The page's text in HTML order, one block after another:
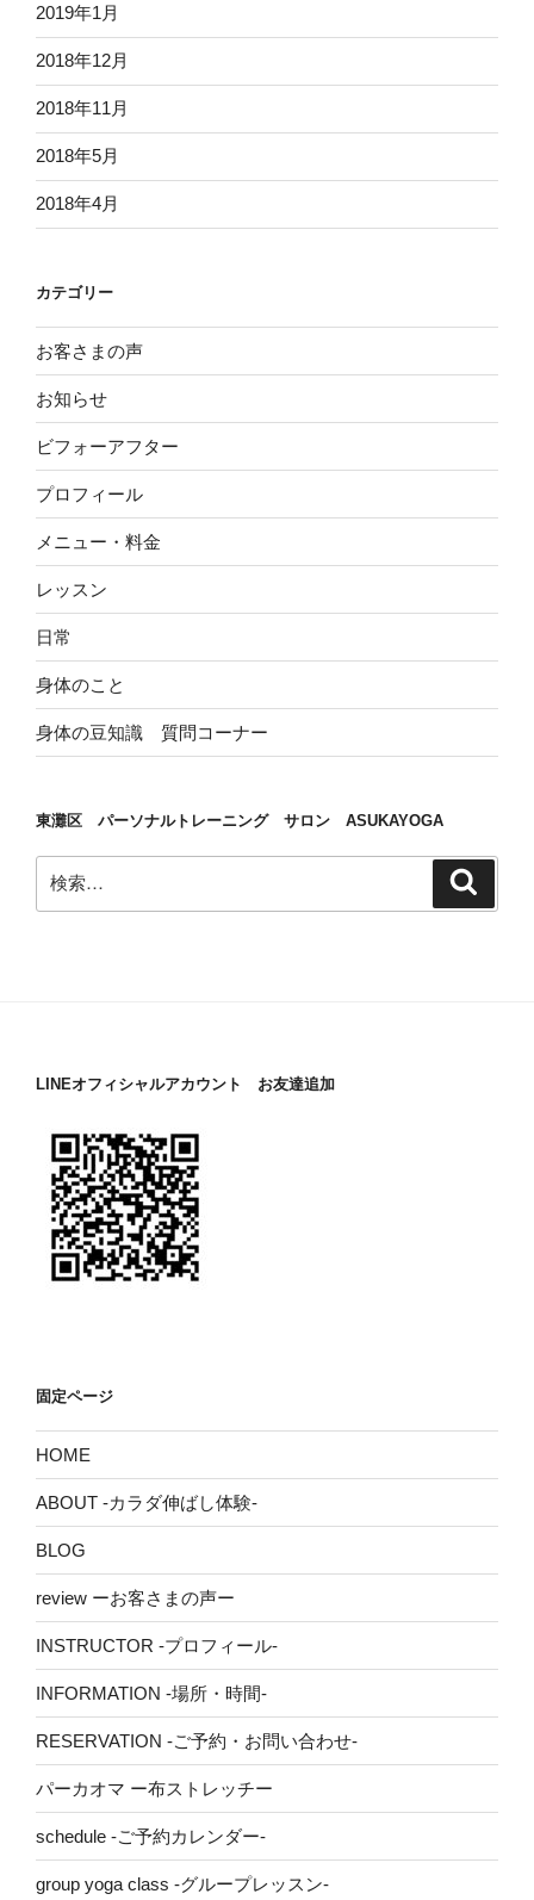
2019年1月
2018年12月
2018年11月
2018年5月
2018年4月
カテゴリー
お客さまの声
お知らせ
ビフォーアフター
プロフィール
メニュー・料金
レッスン
日常
身体のこと
身体の豆知識 質問コーナー
東灘区 パーソナルトレーニング サロン ASUKAYOGA
索:
LINEオフィシャルアカウント お友達追加
固定ページ
HOME
ABOUT -カラダ伸ばし体験-
BLOG
review ーお客さまの声ー
INSTRUCTOR -プロフィール-
INFORMATION -場所・時間-
RESERVATION -ご予約・お問い合わせ-
パーカオマ ー布ストレッチー
schedule -ご予約カレンダー-
group yoga class -グループレッスン-